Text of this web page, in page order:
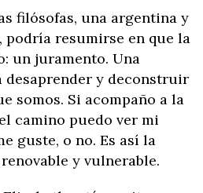
filósofas, una argentina y
podría resumirse en que la
un juramento. Una
desaprender y deconstruir
somos. Si acompaño a la
camino puedo ver mi
guste, o no. Es así la
y vulnerable.